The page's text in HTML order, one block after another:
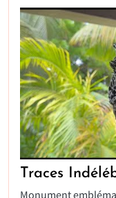
Traces